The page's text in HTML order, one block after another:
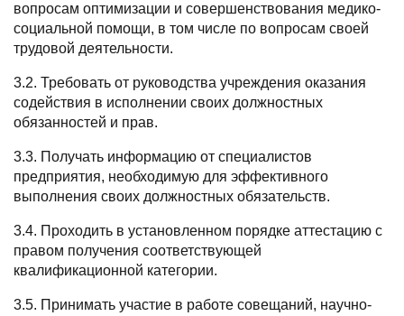
вопросам оптимизации и совершенствования медико-
социальной помощи, в том числе по вопросам своей
трудовой деятельности.
3.2. Требовать от руководства учреждения оказания
содействия в исполнении своих должностных
обязанностей и прав.
3.3. Получать информацию от специалистов
предприятия, необходимую для эффективного
выполнения своих должностных обязательств.
3.4. Проходить в установленном порядке аттестацию с
правом получения соответствующей
квалификационной категории.
3.5. Принимать участие в работе совещаний, научно-